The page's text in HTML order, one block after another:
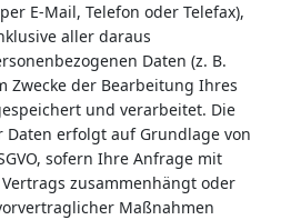
E-Mail, Telefon oder Telefax),
aller daraus
Daten (z. B.
Zwecke der Bearbeitung Ihres
und verarbeitet. Die
Daten erfolgt auf Grundlage von
sofern Ihre Anfrage mit
zusammenhängt oder
Maßnahmen